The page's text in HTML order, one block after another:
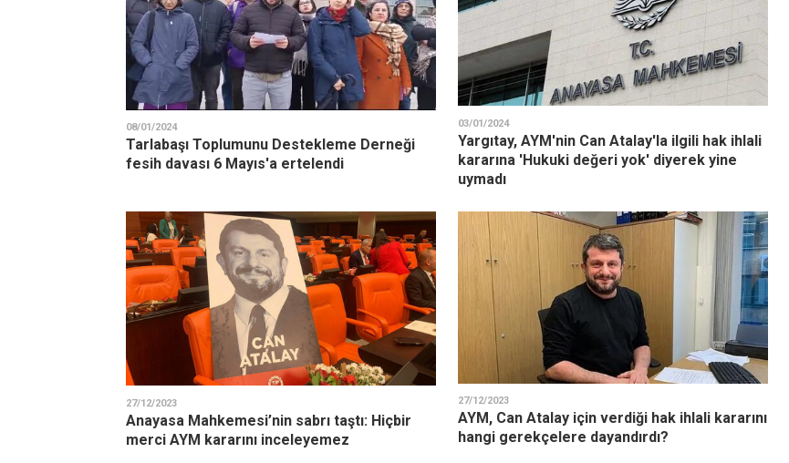
08/01/2024
Tarlabaşı Toplumunu Destekleme Derneği
fesih davası 6 Mayıs'a ertelendi
03/01/2024
Yargıtay, AYM'nin Can Atalay'la ilgili hak ihlali
kararına 'Hukuki değeri yok' diyerek yine
uymadı
27/12/2023
Anayasa Mahkemesi’nin sabrı taştı: Hiçbir
merci AYM kararını inceleyemez
27/12/2023
AYM, Can Atalay için verdiği hak ihlali kararını
hangi gerekçelere dayandırdı?